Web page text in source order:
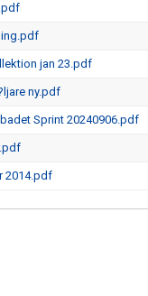
jan 23.pdf
ny.pdf
Sprint 20240906.pdf
2014.pdf